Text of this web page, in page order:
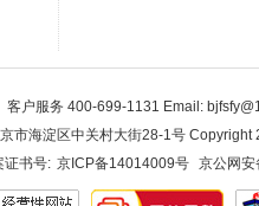
客户服务 400-699-1131 Email:
市海淀区中关村大街28-1号
证书号: 京ICP备14014009号 京公网